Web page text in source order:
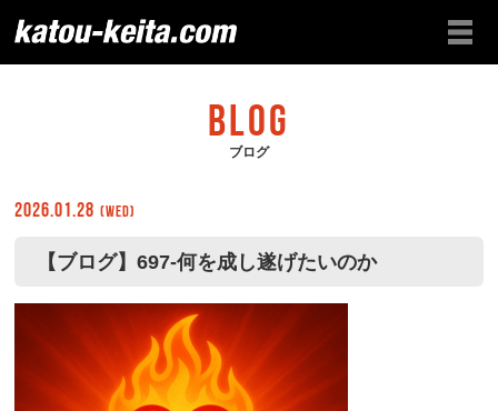
BLOG
ブログ
2026.01.28 (Wed)
【ブログ】697-何を成し遂げたいのか